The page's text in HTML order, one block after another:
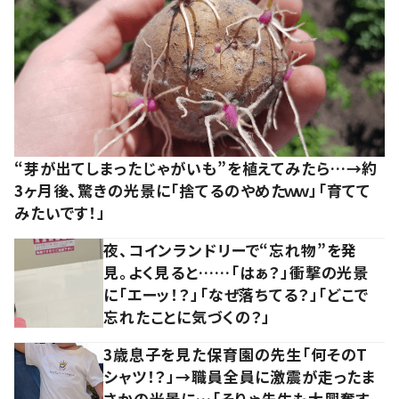
“芽が出てしまったじゃがいも”を植えてみたら…→約
3ヶ月後、驚きの光景に「捨てるのやめたｗｗ」「育てて
みたいです！」
夜、コインランドリーで“忘れ物”を発
見。よく見ると……「はぁ？」衝撃の光景
に「エーッ！？」「なぜ落ちてる？」「どこで
忘れたことに気づくの？」
3歳息子を見た保育園の先生「何そのT
シャツ！？」→職員全員に激震が走ったま